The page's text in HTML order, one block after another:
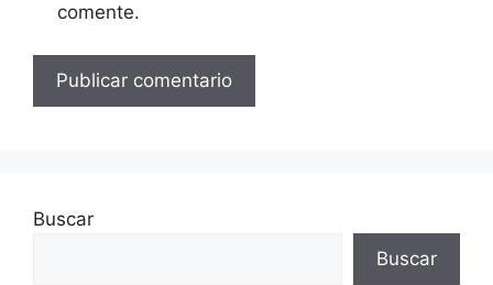
comente.
Buscar
Buscar